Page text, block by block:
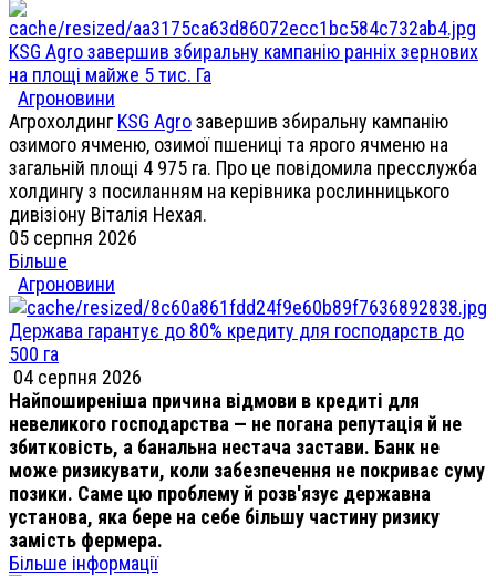
KSG Agro завершив збиральну кампанію ранніх зернових
на площі майже 5 тис. Га
Агроновини
АгрохолдингKSG Agroзавершив збиральну кампанію
озимого ячменю, озимої пшениці та ярого ячменю на
загальній площі 4 975 га. Про це повідомила пресслужба
холдингу з посиланням на керівника рослинницького
дивізіону Віталія Нехая.
05 серпня 2026
Більше
Агроновини
Держава гарантує до 80% кредиту для господарств до
500 га
04 серпня 2026
Найпоширеніша причина відмови в кредиті для
невеликого господарства — не погана репутація й не
збитковість, а банальна нестача застави. Банк не
може ризикувати, коли забезпечення не покриває суму
позики. Саме цю проблему й розв'язує державна
установа, яка бере на себе більшу частину ризику
замість фермера.
Більше інформації